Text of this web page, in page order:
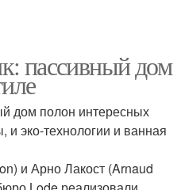
пассивный дом
дом полон интересных
и эко-технологии и ванная
и Арно Лакост (Arnaud